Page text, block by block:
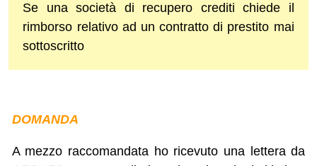
Se una società di recupero crediti chiede il
rimborso relativo ad un contratto di prestito mai
sottoscritto
DOMANDA
A mezzo raccomandata ho ricevuto una lettera da